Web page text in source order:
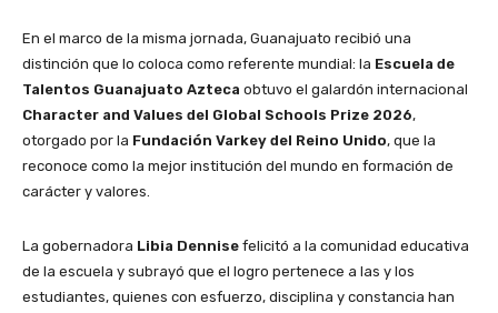
En el marco de la misma jornada, Guanajuato recibió una
distinción que lo coloca como referente mundial: la Escuela de
Talentos Guanajuato Azteca obtuvo el galardón internacional
Character and Values del Global Schools Prize 2026,
otorgado por la Fundación Varkey del Reino Unido, que la
reconoce como la mejor institución del mundo en formación de
carácter y valores.
La gobernadora Libia Dennise felicitó a la comunidad educativa
de la escuela y subrayó que el logro pertenece a las y los
estudiantes, quienes con esfuerzo, disciplina y constancia han